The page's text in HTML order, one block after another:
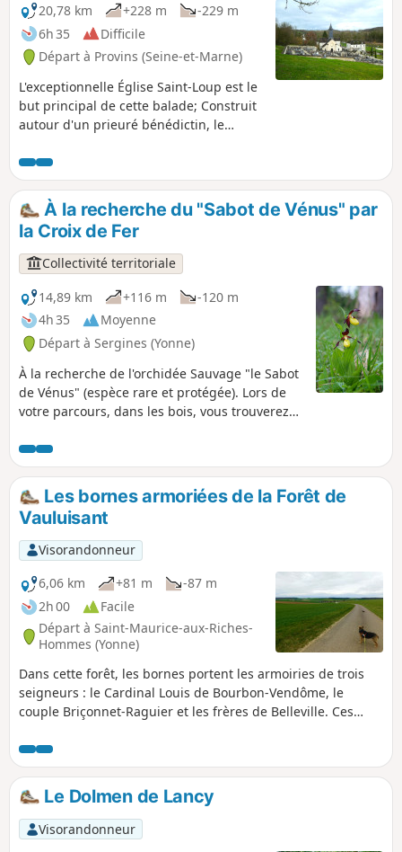
20,78 km +228 m
-229 m
6h 35
Difficile
Départ à Provins (Seine-et-Marne)
L'exceptionnelle Église Saint-Loup est le
but principal de cette balade; Construit
autour d'un prieuré bénédictin, le
XIIe siècles, considérée comme l'un des
plus beaux édifices romans d'Île-de-
France (Wikipédia). Facilement
accessible depuis Paris par les
transports en commun, la balade, sans
aucune difficulté, parcourt les hauts de
la Voulzie et les rives du Ru du Dragon,
pour atteindre le ravissant petit village
de Saint-Loup-de-Naud. Alternance de
forêts et de cultures, petits hameaux
typiques et grandes fermes briardes.
À la recherche du "Sabot de Vénus" par
la Croix de Fer
Collectivité territoriale
14,89 km
+116 m
-120 m
4h 35
Moyenne
Départ à Sergines (Yonne)
À la recherche de l'orchidée Sauvage "le Sabot
de Vénus" (espèce rare et protégée). Lors de
votre parcours, dans les bois, vous trouverez
et Épipactis purpurata (Hélléborine pourprée).
Sur les pelouses, en lisière et sous les bois
clairs, ce sera plutôt Ophrys scolopax (Ophrys
bécasse), Orchis purpurea (Orchis pourpre) ou
Orchis Ustulata (Orchis brûlé). La floraison a
lieu en mai-juin, la plante dévoile alors ses
fleurs délicates que vous ne devez ni cueillir, ni
arracher. (la protection des espèces rares est
régie par l'arrêté ministériel du 20 janvier
1982).
Les bornes armoriées de la Forêt de
Vauluisant
Visorandonneur
6,06 km
+81 m
-87 m
2h 00
Facile
Départ à Saint-Maurice-aux-Riches-
Hommes (Yonne)
Dans cette forêt, les bornes portent les armoiries de trois
seigneurs : le Cardinal Louis de Bourbon-Vendôme, le
couple Briçonnet-Raguier et les frères de Belleville. Ces
suite de contestations sur les limites respectives des uns et
des autres.
Le Dolmen de Lancy
Visorandonneur